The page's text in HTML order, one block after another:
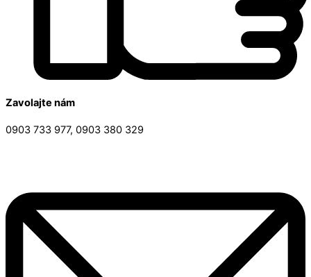
Zavolajte nám
0903 733 977, 0903 380 329